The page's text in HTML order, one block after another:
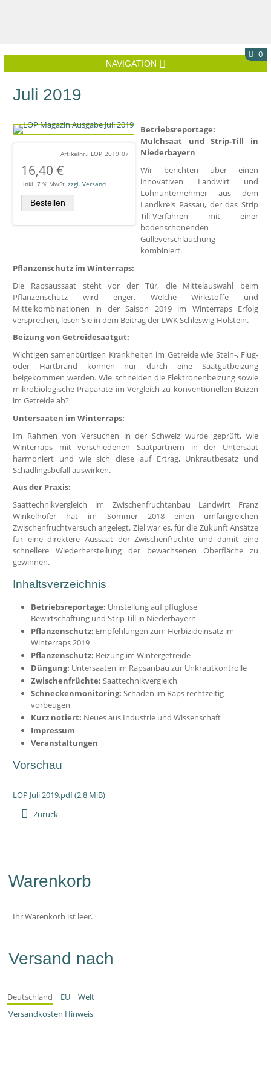
0
NAVIGATION
Juli 2019
16,40 €
Artikelnr.: LOP_2019_07
inkl. 7 % MwSt, zzgl. Versand
Betriebsreportage:
Mulchsaat und Strip-Till in
Niederbayern
Wir berichten über einen
innovativen Landwirt und
Lohnunternehmer aus dem
Landkreis Passau, der das Strip
Till-Verfahren mit einer
bodenschonenden
Gülleverschlauchung
kombiniert.
Pflanzenschutz im Winterraps:
Die Rapsaussaat steht vor der Tür, die Mittelauswahl beim
Pflanzenschutz wird enger. Welche Wirkstoffe und
Mittelkombinationen in der Saison 2019 im Winterraps Erfolg
versprechen, lesen Sie in dem Beitrag der LWK Schleswig-Holstein.
Beizung von Getreidesaatgut:
Wichtigen samenbürtigen Krankheiten im Getreide wie Stein-, Flug-
oder Hartbrand können nur durch eine Saatgutbeizung
beigekommen werden. Wie schneiden die Elektronenbeizung sowie
mikrobiologische Präparate im Vergleich zu konventionellen Beizen
im Getreide ab?
Untersaaten im Winterraps:
Im Rahmen von Versuchen in der Schweiz wurde geprüft, wie
Winterraps mit verschiedenen Saatpartnern in der Untersaat
harmoniert und wie sich diese auf Ertrag, Unkrautbesatz und
Schädlingsbefall auswirken.
Aus der Praxis:
Saattechnikvergleich im Zwischenfruchtanbau Landwirt Franz
Winkelhofer hat im Sommer 2018 einen umfangreichen
Zwischenfruchtversuch angelegt. Ziel war es, für die Zukunft Ansätze
für eine direktere Aussaat der Zwischenfrüchte und damit eine
schnellere Wiederherstellung der bewachsenen Oberfläche zu
gewinnen.
Inhaltsverzeichnis
Betriebsreportage: Umstellung auf pfluglose
Bewirtschaftung und Strip Till in Niederbayern
Pflanzenschutz: Empfehlungen zum Herbizideinsatz im
Winterraps 2019
Pflanzenschutz: Beizung im Wintergetreide
Düngung: Untersaaten im Rapsanbau zur Unkrautkontrolle
Zwischenfrüchte: Saattechnikvergleich
Schneckenmonitoring: Schäden im Raps rechtzeitig
vorbeugen
Kurz notiert: Neues aus Industrie und Wissenschaft
Impressum
Veranstaltungen
Vorschau
LOP Juli 2019.pdf(2,8 MiB)
Zurück
Warenkorb
Ihr Warenkorb ist leer.
Versand nach
Deutschland EU
Welt
Versandkosten Hinweis